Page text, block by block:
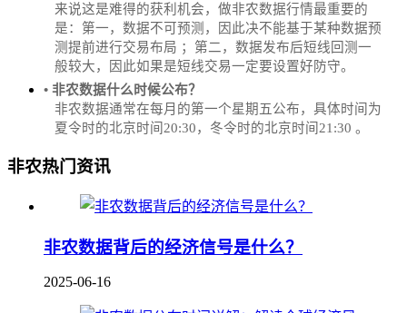
来说这是难得的获利机会，做非农数据行情最重要的
是：第一，数据不可预测，因此决不能基于某种数据预
测提前进行交易布局 ；第二，数据发布后短线回测一
般较大，因此如果是短线交易一定要设置好防守。
• 非农数据什么时候公布？
‌非农数据通常在每月的第一个星期五公布，具体时间为
夏令时的北京时间20:30，冬令时的北京时间21:30‌‌ 。
非农热门资讯
非农数据背后的经济信号是什么？
2025-06-16